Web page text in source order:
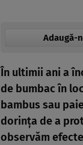
Adaugă-
În ultimii ani a
de bumbac în
bambus sau
dorința de a
observăm